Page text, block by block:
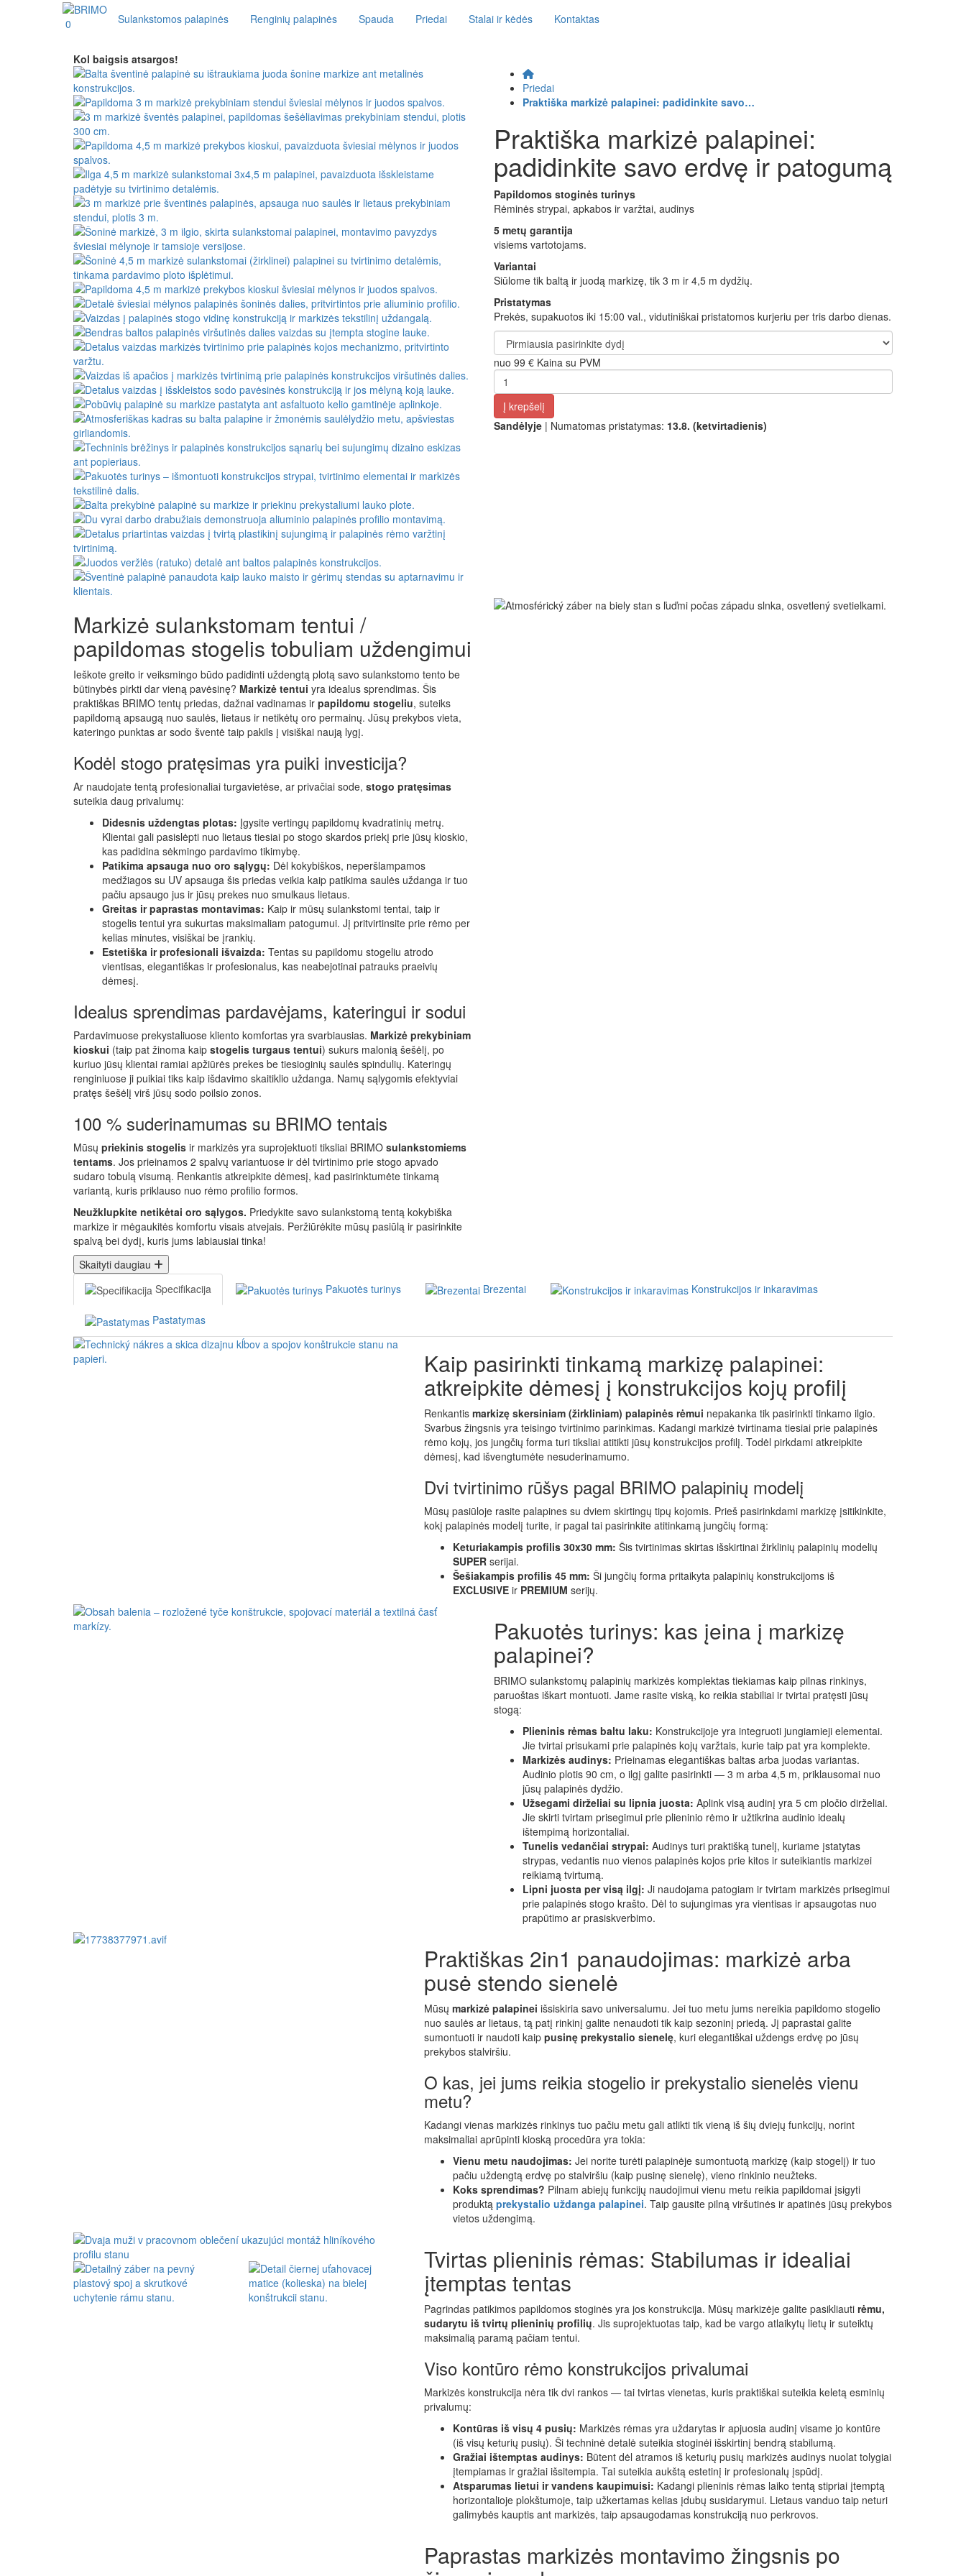
0 Sulankstomos palapinės Renginių palapinės Spauda Priedai Stalai ir kėdės Kontaktas
Kol baigsis atsargos!
Priedai
Praktiška markizė palapinei: padidinkite savo…
Praktiška markizė palapinei:
padidinkite savo erdvę ir patogumą
Papildomos stoginės turinys
Rėminės strypai, apkabos ir varžtai, audinys
5 metų garantija
visiems vartotojams.
Variantai
Siūlome tik baltą ir juodą markizę, tik 3 m ir 4,5 m dydžių.
Pristatymas
Prekės, supakuotos iki 15:00 val., vidutiniškai pristatomos kurjeriu per tris darbo dienas.
nuo 99 € Kaina su PVM
Į krepšelį
Sandėlyje | Numatomas pristatymas: 13.8. (ketvirtadienis)
Markizė sulankstomam tentui /
papildomas stogelis tobuliam uždengimui
Ieškote greito ir veiksmingo būdo padidinti uždengtą plotą savo sulankstomo tento be
būtinybės pirkti dar vieną pavėsinę? Markizė tentui yra idealus sprendimas. Šis
praktiškas BRIMO tentų priedas, dažnai vadinamas ir papildomu stogeliu, suteiks
papildomą apsaugą nuo saulės, lietaus ir netikėtų oro permainų. Jūsų prekybos vieta,
kateringo punktas ar sodo šventė taip pakils į visiškai naują lygį.
Kodėl stogo pratęsimas yra puiki investicija?
Ar naudojate tentą profesionaliai turgavietėse, ar privačiai sode, stogo pratęsimas
suteikia daug privalumų:
Didesnis uždengtas plotas: Įgysite vertingų papildomų kvadratinių metrų.
Klientai gali pasislėpti nuo lietaus tiesiai po stogo skardos priekį prie jūsų kioskio,
kas padidina sėkmingo pardavimo tikimybę.
Patikima apsauga nuo oro sąlygų: Dėl kokybiškos, neperšlampamos
medžiagos su UV apsauga šis priedas veikia kaip patikima saulės uždanga ir tuo
pačiu apsaugo jus ir jūsų prekes nuo smulkaus lietaus.
Greitas ir paprastas montavimas: Kaip ir mūsų sulankstomi tentai, taip ir
stogelis tentui yra sukurtas maksimaliam patogumui. Jį pritvirtinsite prie rėmo per
kelias minutes, visiškai be įrankių.
Estetiška ir profesionali išvaizda: Tentas su papildomu stogeliu atrodo
vientisas, elegantiškas ir profesionalus, kas neabejotinai patrauks praeivių
dėmesį.
Idealus sprendimas pardavėjams, kateringui ir sodui
Pardavimuose prekystaliuose kliento komfortas yra svarbiausias. Markizė prekybiniam
kioskui (taip pat žinoma kaip stogelis turgaus tentui) sukurs malonią šešėlį, po
kuriuo jūsų klientai ramiai apžiūrės prekes be tiesioginių saulės spindulių. Kateringų
renginiuose ji puikiai tiks kaip išdavimo skaitiklio uždanga. Namų sąlygomis efektyviai
pratęs šešėlį virš jūsų sodo poilsio zonos.
100 % suderinamumas su BRIMO tentais
Mūsų priekinis stogelis ir markizės yra suprojektuoti tiksliai BRIMO sulankstomiems
tentams. Jos prieinamos 2 spalvų variantuose ir dėl tvirtinimo prie stogo apvado
sudaro tobulą visumą. Renkantis atkreipkite dėmesį, kad pasirinktumėte tinkamą
variantą, kuris priklauso nuo rėmo profilio formos.
Neužklupkite netikėtai oro sąlygos. Priedykite savo sulankstomą tentą kokybiška
markize ir mėgaukitės komfortu visais atvejais. Peržiūrėkite mūsų pasiūlą ir pasirinkite
spalvą bei dydį, kuris jums labiausiai tinka!
Skaityti daugiau
Specifikacija
Pakuotės turinys Brezentai Konstrukcijos ir inkaravimas
Pastatymas
Kaip pasirinkti tinkamą markizę palapinei:
atkreipkite dėmesį į konstrukcijos kojų profilį
Renkantis markizę skersiniam (žirkliniam) palapinės rėmui nepakanka tik pasirinkti tinkamo ilgio.
Svarbus žingsnis yra teisingo tvirtinimo parinkimas. Kadangi markizė tvirtinama tiesiai prie palapinės
rėmo kojų, jos jungčių forma turi tiksliai atitikti jūsų konstrukcijos profilį. Todėl pirkdami atkreipkite
dėmesį, kad išvengtumėte nesuderinamumo.
Dvi tvirtinimo rūšys pagal BRIMO palapinių modelį
Mūsų pasiūloje rasite palapines su dviem skirtingų tipų kojomis. Prieš pasirinkdami markizę įsitikinkite,
kokį palapinės modelį turite, ir pagal tai pasirinkite atitinkamą jungčių formą:
Keturiakampis profilis 30x30 mm: Šis tvirtinimas skirtas išskirtinai žirklinių palapinių modelių
SUPERserijai.
Šešiakampis profilis 45 mm: Ši jungčių forma pritaikyta palapinių konstrukcijoms iš
EXCLUSIVEir PREMIUM serijų.
Pakuotės turinys: kas įeina į markizę
palapinei?
BRIMO sulankstomų palapinių markizės komplektas tiekiamas kaip pilnas rinkinys,
paruoštas iškart montuoti. Jame rasite viską, ko reikia stabiliai ir tvirtai pratęsti jūsų
stogą:
Plieninis rėmas baltu laku: Konstrukcijoje yra integruoti jungiamieji elementai.
Jie tvirtai prisukami prie palapinės kojų varžtais, kurie taip pat yra komplekte.
Markizės audinys: Prieinamas elegantiškas baltas arba juodas variantas.
Audinio plotis 90 cm, o ilgį galite pasirinkti — 3 m arba 4,5 m, priklausomai nuo
jūsų palapinės dydžio.
Užsegami dirželiai su lipnia juosta: Aplink visą audinį yra 5 cm pločio dirželiai.
Jie skirti tvirtam prisegimui prie plieninio rėmo ir užtikrina audinio idealų
ištempimą horizontaliai.
Tunelis vedančiai strypai: Audinys turi praktišką tunelį, kuriame įstatytas
strypas, vedantis nuo vienos palapinės kojos prie kitos ir suteikiantis markizei
reikiamą tvirtumą.
Lipni juosta per visą ilgį: Ji naudojama patogiam ir tvirtam markizės prisegimui
prie palapinės stogo krašto. Dėl to sujungimas yra vientisas ir apsaugotas nuo
prapūtimo ar prasiskverbimo.
Praktiškas 2in1 panaudojimas: markizė arba
pusė stendo sienelė
Mūsų markizė palapinei išsiskiria savo universalumu. Jei tuo metu jums nereikia papildomo stogelio
nuo saulės ar lietaus, tą patį rinkinį galite nenaudoti tik kaip sezoninį priedą. Jį paprastai galite
sumontuoti ir naudoti kaip pusinę prekystalio sienelę, kuri elegantiškai uždengs erdvę po jūsų
prekybos stalviršiu.
O kas, jei jums reikia stogelio ir prekystalio sienelės vienu
metu?
Kadangi vienas markizės rinkinys tuo pačiu metu gali atlikti tik vieną iš šių dviejų funkcijų, norint
maksimaliai aprūpinti kioską procedūra yra tokia:
Vienu metu naudojimas: Jei norite turėti palapinėje sumontuotą markizę (kaip stogelį) ir tuo
pačiu uždengtą erdvę po stalviršiu (kaip pusinę sienelę), vieno rinkinio neužteks.
Koks sprendimas? Pilnam abiejų funkcijų naudojimui vienu metu reikia papildomai įsigyti
produktą prekystalio uždanga palapinei. Taip gausite pilną viršutinės ir apatinės jūsų prekybos
vietos uždengimą.
Tvirtas plieninis rėmas: Stabilumas ir idealiai
įtemptas tentas
Pagrindas patikimos papildomos stoginės yra jos konstrukcija. Mūsų markizėje galite pasikliauti rėmu,
sudarytu iš tvirtų plieninių profilių. Jis suprojektuotas taip, kad be vargo atlaikytų lietų ir suteiktų
maksimalią paramą pačiam tentui.
Viso kontūro rėmo konstrukcijos privalumai
Markizės konstrukcija nėra tik dvi rankos — tai tvirtas vienetas, kuris praktiškai suteikia keletą esminių
privalumų:
Kontūras iš visų 4 pusių: Markizės rėmas yra uždarytas ir apjuosia audinį visame jo kontūre
(iš visų keturių pusių). Ši techninė detalė suteikia stoginėi išskirtinį bendrą stabilumą.
Gražiai ištemptas audinys: Būtent dėl atramos iš keturių pusių markizės audinys nuolat tolygiai
įtempiamas ir gražiai išsitempia. Tai suteikia aukštą estetinį ir profesionalų įspūdį.
Atsparumas lietui ir vandens kaupimuisi: Kadangi plieninis rėmas laiko tentą stipriai įtemptą
horizontalioje plokštumoje, taip užkertamas kelias įdubų susidarymui. Lietaus vanduo taip neturi
galimybės kauptis ant markizės, taip apsaugodamas konstrukciją nuo perkrovos.
Paprastas markizės montavimo žingsnis po